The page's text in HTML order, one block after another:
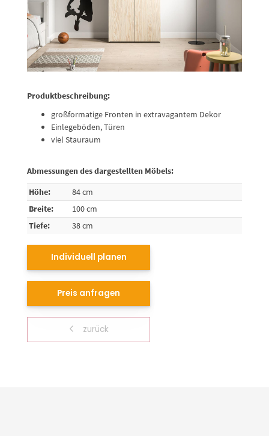
Produktbeschreibung:
großformatige Fronten in extravagantem Dekor
Einlegeböden, Türen
viel Stauraum
Abmessungen des dargestellten Möbels:
Höhe:
84 cm
Breite:
100 cm
Tiefe:
38 cm
Individuell planen
Preis anfragen
zurück